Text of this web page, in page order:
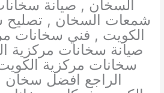
السخان , صيانة
شمعات السخان , تصليح
الكويت , فني سخانات
صيانة سخانات مركزية
سخانات مركزية
الراجع افضل